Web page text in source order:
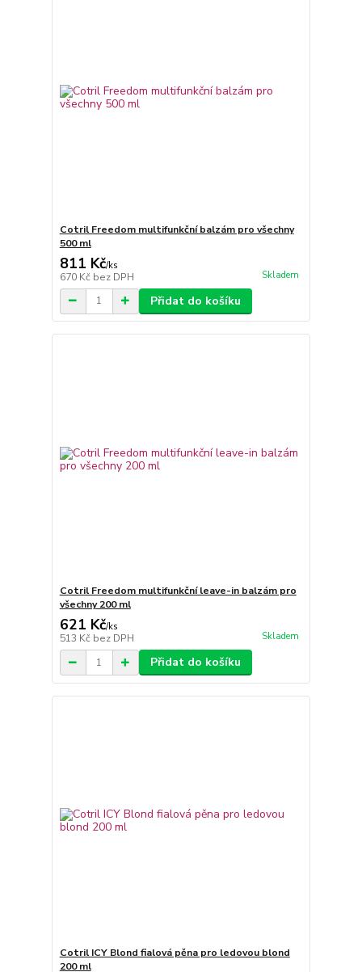
Cotril Freedom multifunkční balzám pro všechny
500 ml
811 Kč/ks
670 Kč bez DPH Skladem
Přidat do košíku
Cotril Freedom multifunkční leave-in balzám pro
všechny 200 ml
621 Kč/ks
513 Kč bez DPH Skladem
Přidat do košíku
Cotril ICY Blond fialová pěna pro ledovou blond
200 ml